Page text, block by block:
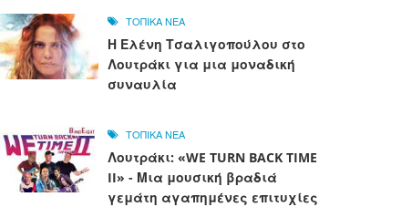
ΤΟΠΙΚΑ ΝΕΑ
Η Ελένη Τσαλιγοπούλου στο
Λουτράκι για μια μοναδική
συναυλία
ΤΟΠΙΚΑ ΝΕΑ
Λουτράκι: «WE TURN BACK TIME
II» - Μια μουσική βραδιά
γεμάτη αγαπημένες επιτυχίες